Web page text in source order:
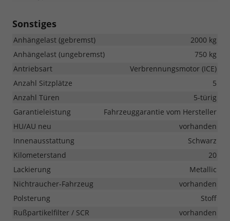
Sonstiges
Anhängelast (gebremst)
2000 kg
Anhängelast (ungebremst)
750 kg
Antriebsart
Verbrennungsmotor (ICE)
Anzahl Sitzplätze
5
Anzahl Türen
5-türig
Garantieleistung
Fahrzeuggarantie vom Hersteller
HU/AU neu
vorhanden
Innenausstattung
Schwarz
Kilometerstand
20
Lackierung
Metallic
Nichtraucher-Fahrzeug
vorhanden
Polsterung
Stoff
Rußpartikelfilter / SCR
vorhanden